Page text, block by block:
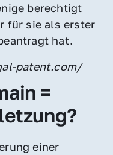
berechtigt
für sie als erster
hat.
patent.com/
=
einer